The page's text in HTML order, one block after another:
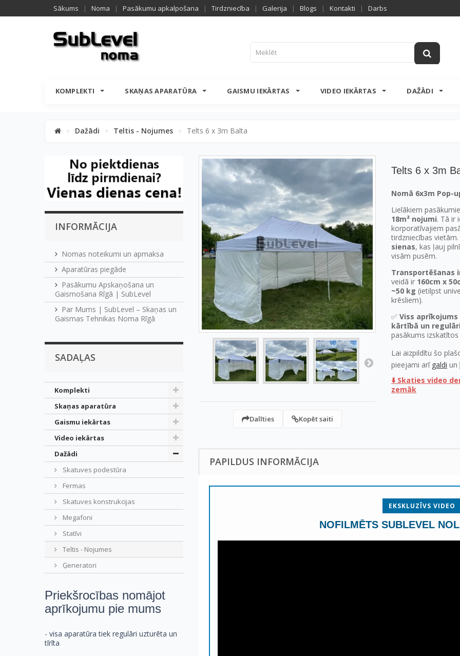
Sākums | Noma | Pasākumu apkalpošana | Tirdzniecība | Galerija | Blogs | Kontakti | Darbs
KOMPLEKTI SKAŅAS APARATŪRA GAISMU IEKĀRTAS VIDEO IEKĀRTAS DAŽĀDI
> Dažādi > Teltis - Nojumes > Telts 6 x 3m Balta
INFORMĀCIJA
Nomas noteikumi un apmaksa
Aparatūras piegāde
Pasākumu Apskaņošana un
Gaismošana Rīgā | SubLevel
Par Mums | SubLevel – Skaņas un
Gaismas Tehnikas Noma Rīgā
SADAĻAS
Komplekti
Skaņas aparatūra
Gaismu iekārtas
Video iekārtas
Dažādi
Skatuves podestūra
Fermas
Skatuves konstrukcijas
Megafoni
Statīvi
Teltis - Nojumes
Ģeneratori
Priekšrocības nomājot
aprīkojumu pie mums
- visa aparatūra tiek regulāri uzturēta un
tīrīta
Dalīties Kopēt saiti
Telts 6 x 3m
Nomā 6x3m Pop-
Lielākiem
18m² nojumi. Tā ir
korporatīvajiem
tirdzniecības
sienas, kas ļauj
visām pusēm.
Transportēšanas
veidā ir 160cm x
~50 kg (ietilpst
krēsliem).
✅ Viss
kārtībā un
pasākums
Lai aizpildītu šo
pieejami arī galdi un
⬇️ Skaties video
zemāk
PAPILDUS INFORMĀCIJA
EKSKLUZĪVS VIDEO
NOFILMĒTS SUBLEVEL